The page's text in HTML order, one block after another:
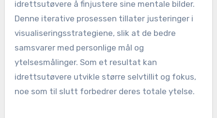
den totale ytelsen.
Hvordan påvirker
tilbakemelding
visualiseringspraksiser?